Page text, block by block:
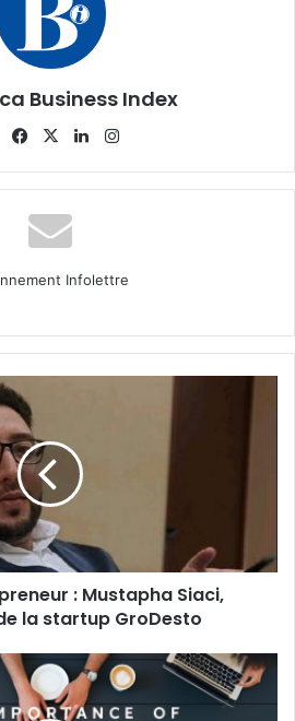
Business Index
WebsiteFacebook
X Linkedin
Infolettre
: Mustapha Siaci,
la startup GroDesto